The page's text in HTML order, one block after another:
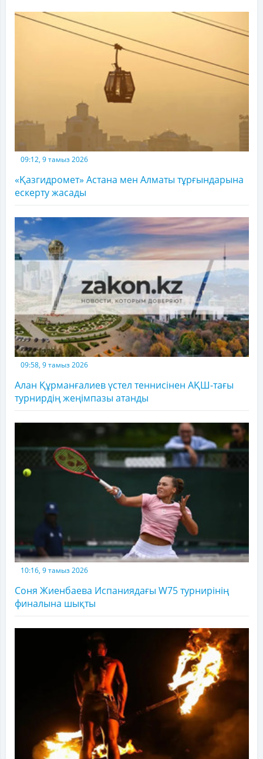
09:12, 9 тамыз 2026
«Қазгидромет» Астана мен Алматы тұрғындарына
ескерту жасады
09:58, 9 тамыз 2026
Алан Құрманғалиев үстел теннисінен АҚШ-тағы
турнирдің жеңімпазы атанды
10:16, 9 тамыз 2026
Соня Жиенбаева Испаниядағы W75 турнирінің
финалына шықты